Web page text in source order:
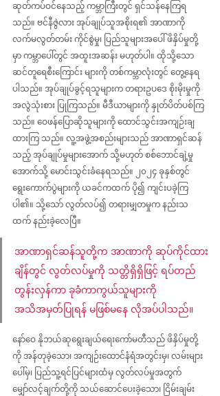
ဆုတ်ကပ်ဝင်နေသည့် ကမ္ဘာကြီးတွင် ရှင်သန်နေကြရ
သည်။ ဗင်နီဇွဲလား အုပ်ချုပ်သူအစိုးရ၏ အာဏာကို
လက်မလွတ်တမ်း ကိုင်စွဲမှု၊ ပြည်သူများအပေါ် ဖိနှိပ်မှုတို့
မှာ ကမ္ဘာပေါ်တွင် အထူးအဆန်း မဟုတ်ပါ။ ထိုသို့သော
ဆင်တူရေစီးကြောင်း များကို တစ်ကမ္ဘာလုံးတွင် တွေ့နေရ
ပါသည်။ အုပ်ချုပ်ခွင့်ရသူများက တရားဥပဒေ စိုးမိုးမှုကို
အလွဲသုံးစား ပြုကြသည်။ မီဒီယာများကို နှုတ်ပိတ်ပစ်ကြ
သည်။ ဝေဖန်ပြောဆိုသူများကို ထောင်သွင်းအကျဉ်းချ
ထားကြ သည်။ လူ့အဖွဲ့အစည်းများသည် အာဏာရှင်ဆန်
သည့် အုပ်ချုပ်မှုများအောက် သို့မဟုတ် စစ်ဘောင်ချဲ့မှု
အောက်သို့ မောင်းသွင်းခံနေရသည်။ ၂၀၂၄ ခုနှစ်တွင်
ရွေးကောက်ပွဲများကို ယခင်ကထက် ပို၍ ကျင်းပခဲ့ကြ
ပါ၏။ သို့သော် လွတ်လပ်၍ တရားမျှတမှုက နည်းသ
ထက် နည်းခဲ့လေပြီ။
အာဏာရှင်ဆန်သူတို့က အာဏာကို ဆုပ်ကိုင်ထား
ချိန်တွင် လွတ်လပ်မှုကို သတ္တိရှိရှိဖြင့် ရပ်တည်
တွန်းလှန်ကာ ခုခံကာကွယ်သူများကို
အသိအမှတ်ပြုရန် မဖြစ်မနေ လိုအပ်ပါသည်။
နော်ဝေ နိုဘယ်ဆုရွေးချယ်ရေးကော်မတီသည် ဖိနှိပ်မှုတို့
ကို အန်တုခဲ့သော၊ အကျဉ်းထောင်နံရံအတွင်းမှ၊ လမ်းများ
ပေါ်မှ၊ ပြည်သူ့ရင်ပြင်များထံမှ လွတ်လပ်မှုအတွက်
မျှော်လင့်ချက်တို့ကို သယ်ဆောင်ပေးခဲ့သော၊ ငြိမ်းချမ်း